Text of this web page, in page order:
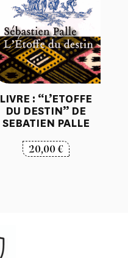
LIVRE : “L’ETOFFE
DU DESTIN” DE
SEBATIEN PALLE
20,00€